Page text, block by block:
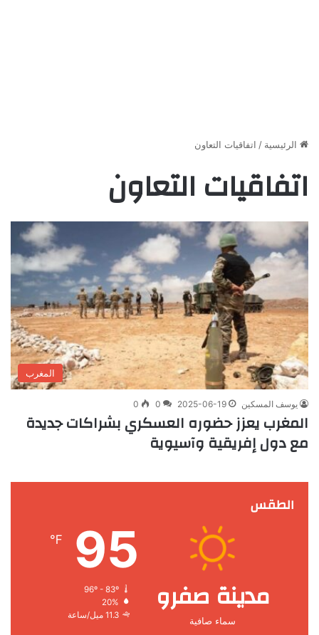
الرئيسية / اتفاقيات التعاون
اتفاقيات التعاون
المغرب
يوسف المسكين 2025-06-19
0
0
المغرب يعزز حضوره العسكري بشراكات جديدة
مع دول إفريقية وآسيوية
الطقس
مدينة صفرو
سماء صافية
95
℉
96º - 83º
20%
11.3 ميل/ساعة